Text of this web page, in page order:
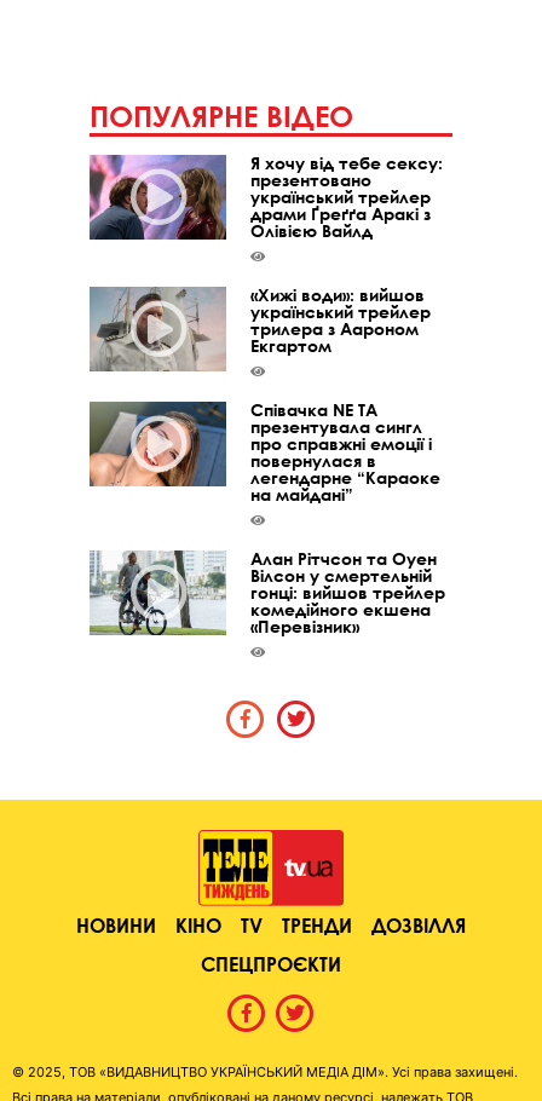
ПОПУЛЯРНЕ ВІДЕО
Я хочу від тебе сексу:
презентовано
український трейлер
драми Ґреґґа Аракі з
Олівією Вайлд
«Хижі води»: вийшов
український трейлер
трилера з Аароном
Екгартом
Співачка NE TA
презентувала сингл
про справжні емоції і
повернулася в
легендарне “Караоке
на майдані”
Алан Рітчсон та Оуен
Вілсон у смертельній
гонці: вийшов трейлер
комедійного екшена
«Перевізник»
НОВИНИ КІНО TV ТРЕНДИ
ДОЗВІЛЛЯ
СПЕЦПРОЄКТИ
© 2025, ТОВ «ВИДАВНИЦТВО УКРАЇНСЬКИЙ МЕДІА ДІМ». Усі права захищені.
Всі права на матеріали, опубліковані на даному ресурсі, належать ТОВ